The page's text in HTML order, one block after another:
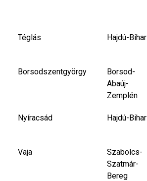
Téglás Hajdú-Bihar
Borsodszentgyörgy
Borsod-
Abaúj-
Zemplén
Nyíracsád Hajdú-Bihar
Vaja
Szabolcs-
Szatmár-
Bereg